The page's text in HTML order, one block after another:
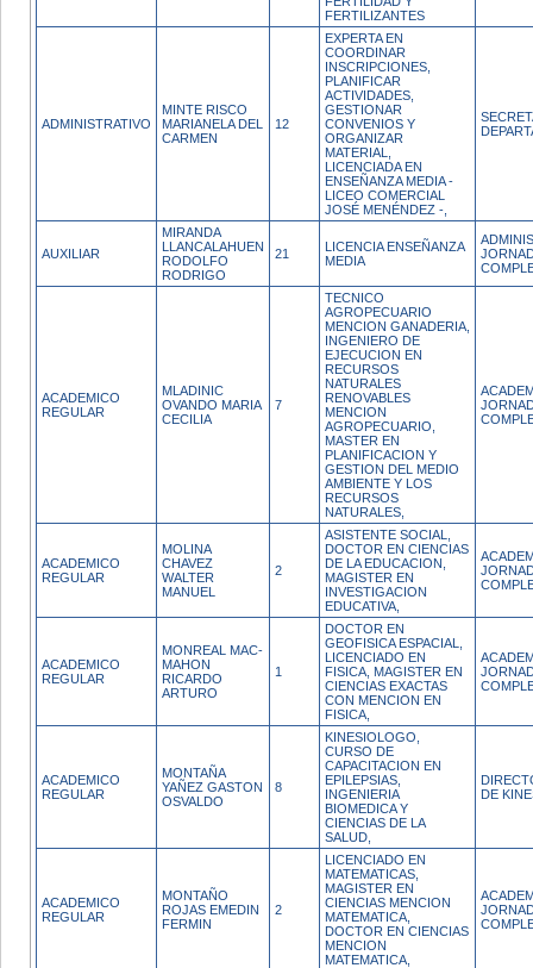
FERTILIZANTES
ADMINISTRATIVO
MINTE RISCO
MARIANELA DEL
CARMEN
12
EXPERTA EN
COORDINAR
INSCRIPCIONES,
PLANIFICAR
ACTIVIDADES,
GESTIONAR
CONVENIOS Y
ORGANIZAR
MATERIAL,
LICENCIADA EN
ENSEÑANZA MEDIA -
LICEO COMERCIAL
JOSÉ MENÉNDEZ -,
AUXILIAR
MIRANDA
LLANCALAHUEN
RODOLFO
RODRIGO
21
LICENCIA ENSEÑANZA
MEDIA
ACADEMICO
REGULAR
MLADINIC
OVANDO MARIA
CECILIA
7
TECNICO
AGROPECUARIO
MENCION GANADERIA,
INGENIERO DE
EJECUCION EN
RECURSOS
NATURALES
RENOVABLES
MENCION
AGROPECUARIO,
MASTER EN
PLANIFICACION Y
GESTION DEL MEDIO
AMBIENTE Y LOS
RECURSOS
NATURALES,
ACADEMICO
REGULAR
MOLINA
CHAVEZ
WALTER
MANUEL
2
ASISTENTE SOCIAL,
DOCTOR EN CIENCIAS
DE LA EDUCACION,
MAGISTER EN
INVESTIGACION
EDUCATIVA,
ACADEMICO
REGULAR
MONREAL MAC-
MAHON
RICARDO
ARTURO
1
DOCTOR EN
GEOFISICA ESPACIAL,
LICENCIADO EN
FISICA, MAGISTER EN
CIENCIAS EXACTAS
CON MENCION EN
FISICA,
ACADEMICO
REGULAR
MONTAÑA
YAÑEZ GASTON
OSVALDO
8
KINESIOLOGO,
CURSO DE
CAPACITACION EN
EPILEPSIAS,
INGENIERIA
BIOMEDICA Y
CIENCIAS DE LA
SALUD,
DE
ACADEMICO
REGULAR
MONTAÑO
ROJAS EMEDIN
FERMIN
2
LICENCIADO EN
MATEMATICAS,
MAGISTER EN
CIENCIAS MENCION
MATEMATICA,
DOCTOR EN CIENCIAS
MENCION
MATEMATICA,